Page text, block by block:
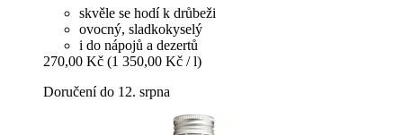
skvěle se hodí k drůbeži
ovocný, sladkokyselý
i do nápojů a dezertů
270,00 Kč (1 350,00 Kč / l)
Doručení do 12. srpna